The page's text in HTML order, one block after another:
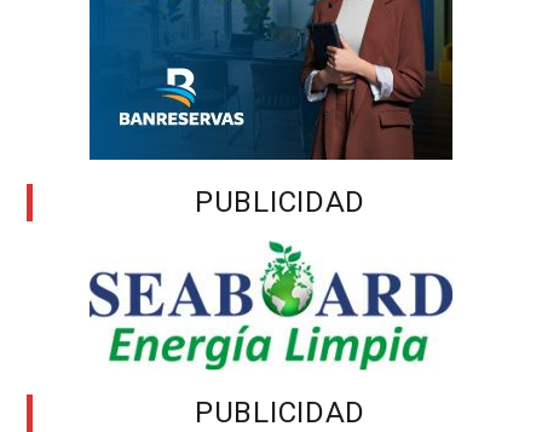
PUBLICIDAD
PUBLICIDAD